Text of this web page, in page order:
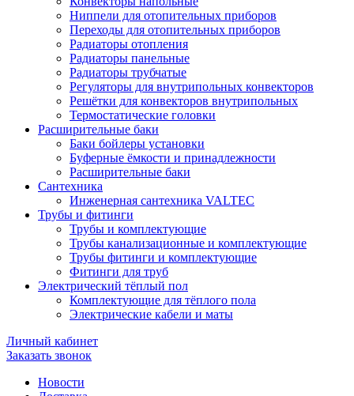
Ниппели для отопительных приборов
Переходы для отопительных приборов
Радиаторы отопления
Радиаторы панельные
Радиаторы трубчатые
Регуляторы для внутрипольных конвекторов
Решётки для конвекторов внутрипольных
Термостатические головки
Расширительные баки
Баки бойлеры установки
Буферные ёмкости и принадлежности
Расширительные баки
Сантехника
Инженерная сантехника VALTEC
Трубы и фитинги
Трубы и комплектующие
Трубы канализационные и комплектующие
Трубы фитинги и комплектующие
Фитинги для труб
Электрический тёплый пол
Комплектующие для тёплого пола
Электрические кабели и маты
Личный кабинет
Заказать звонок
Новости